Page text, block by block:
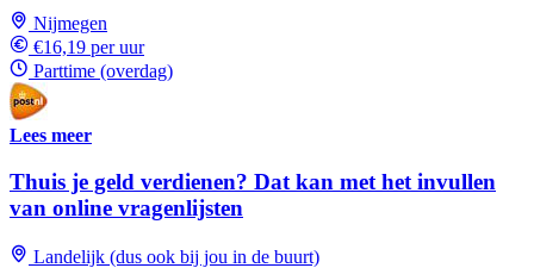
Nijmegen
€16,19 per uur
Parttime (overdag)
Lees meer
Thuis je geld verdienen? Dat kan met het invullen
van online vragenlijsten
Landelijk (dus ook bij jou in de buurt)